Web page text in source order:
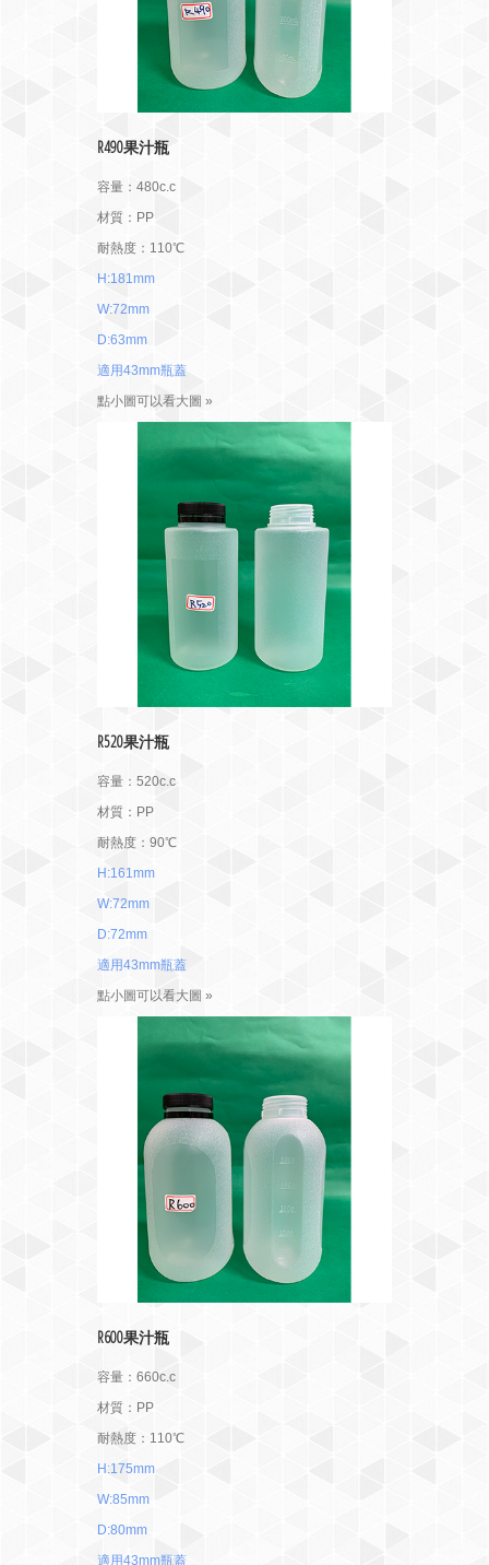
R490果汁瓶
容量：480c.c
材質：PP
耐熱度：110℃
H:181mm
W:72mm
D:63mm
適用43mm瓶蓋
點小圖可以看大圖 »
R520果汁瓶
容量：520c.c
材質：PP
耐熱度：90℃
H:161mm
W:72mm
D:72mm
適用43mm瓶蓋
點小圖可以看大圖 »
R600果汁瓶
容量：660c.c
材質：PP
耐熱度：110℃
H:175mm
W:85mm
D:80mm
適用43mm瓶蓋